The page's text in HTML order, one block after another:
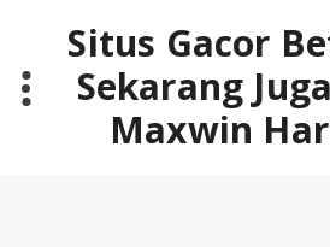
Situs Gacor
Sekarang
Maxwin